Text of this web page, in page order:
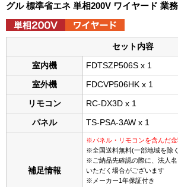
グル 標準省エネ 単相200V ワイヤード 業
セット内容
室内機 FDTSZP506S x 1
室外機 FDCVP506HK x 1
リモコン RC-DX3D x 1
パネル TS-PSA-3AW x 1
補足情報
※パネル・リモコンを含んだ
※全国送料無料(一部地域を除
※ご納品先確認の際に、法人
いただく場合がございます
※メーカー1年保証付き